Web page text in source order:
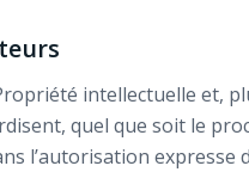
intellectuelle et,
quel que soit le
l’autorisation expresse